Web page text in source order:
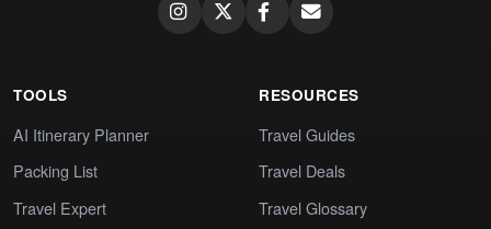
TOOLS
AI Itinerary Planner
Packing List
Travel Expert
RESOURCES
Travel Guides
Travel Deals
Travel Glossary